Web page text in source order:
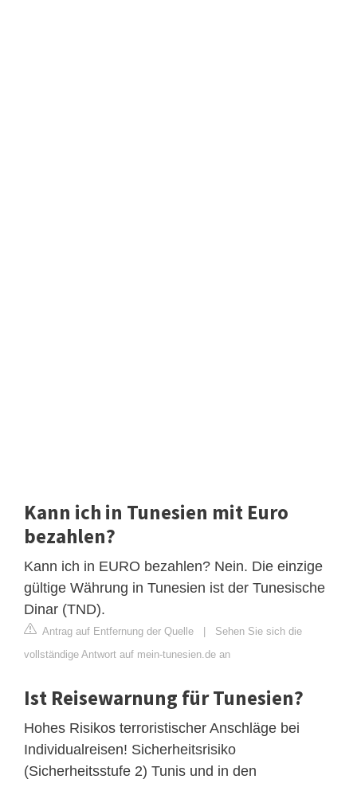
Kann ich in Tunesien mit Euro
bezahlen?
Kann ich in EURO bezahlen? Nein. Die einzige
gültige Währung in Tunesien ist der Tunesische
Dinar (TND).
Antrag auf Entfernung der Quelle | Sehen Sie sich die
vollständige Antwort auf mein-tunesien.de an
Ist Reisewarnung für Tunesien?
Hohes Risikos terroristischer Anschläge bei
Individualreisen! Sicherheitsrisiko
(Sicherheitsstufe 2) Tunis und in den